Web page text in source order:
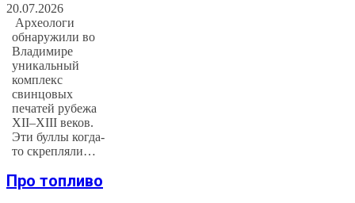
20.07.2026
Археологи
обнаружили во
Владимире
уникальный
комплекс
свинцовых
печатей рубежа
XII–XIII веков.
Эти буллы когда-
то скрепляли…
Про топливо